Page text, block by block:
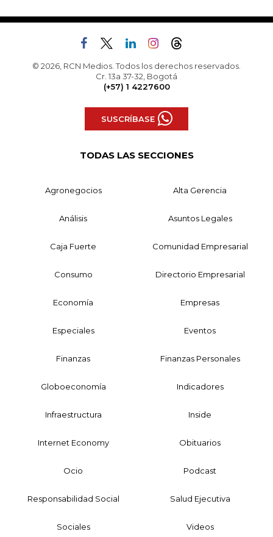
© 2026, RCN Medios. Todos los derechos reservados.
Cr. 13a 37-32, Bogotá
(+57) 1 4227600
SUSCRÍBASE
TODAS LAS SECCIONES
Agronegocios Alta Gerencia
Análisis Asuntos Legales
Caja Fuerte Comunidad Empresarial
Consumo Directorio Empresarial
Economía Empresas
Especiales Eventos
Finanzas Finanzas Personales
Globoeconomía Indicadores
Infraestructura Inside
Internet Economy Obituarios
Ocio Podcast
Responsabilidad Social Salud Ejecutiva
Sociales Videos